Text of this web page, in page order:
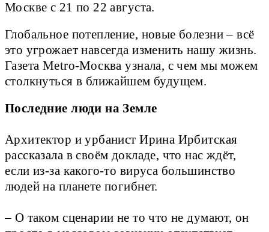
Москве с 21 по 22 августа.
Глобальное потепление, новые болезни – всё
это угрожает навсегда изменить нашу жизнь.
Газета Metro-Москва узнала, с чем мы можем
столкнуться в ближайшем будущем.
Последние люди на Земле
Архитектор и урбанист Ирина Ирбитская
рассказала в своём докладе, что нас ждёт,
если из-за какого-то вируса большинство
людей на планете погибнет.
– О таком сценарии не то что не думают, он